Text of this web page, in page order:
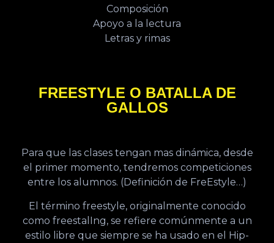
Composición
Apoyo a la lectura
Letras y rimas
FREESTYLE O BATALLA DE
GALLOS
Para que las clases tengan mas dinámica, desde
el primer momento, tendremos competiciones
entre los alumnos. (Definición de FreEstyle…)
El término freestyle, originalmente conocido
como freestalIng, se refiere comúnmente a un
estilo libre que siempre se ha usado en el Hip-